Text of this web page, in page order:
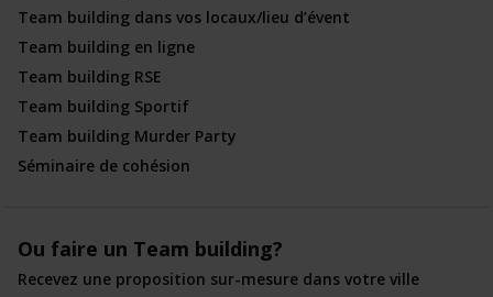
Team building dans vos locaux/lieu d’évent
Team building en ligne
Team building RSE
Team building Sportif
Team building Murder Party
Séminaire de cohésion
Ou faire un Team building?
Recevez une proposition sur-mesure dans votre ville